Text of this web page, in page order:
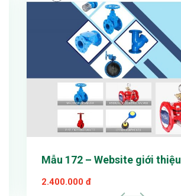
Chi tiết
Mẫu 172 – Website giới thiệu
2.400.000 đ